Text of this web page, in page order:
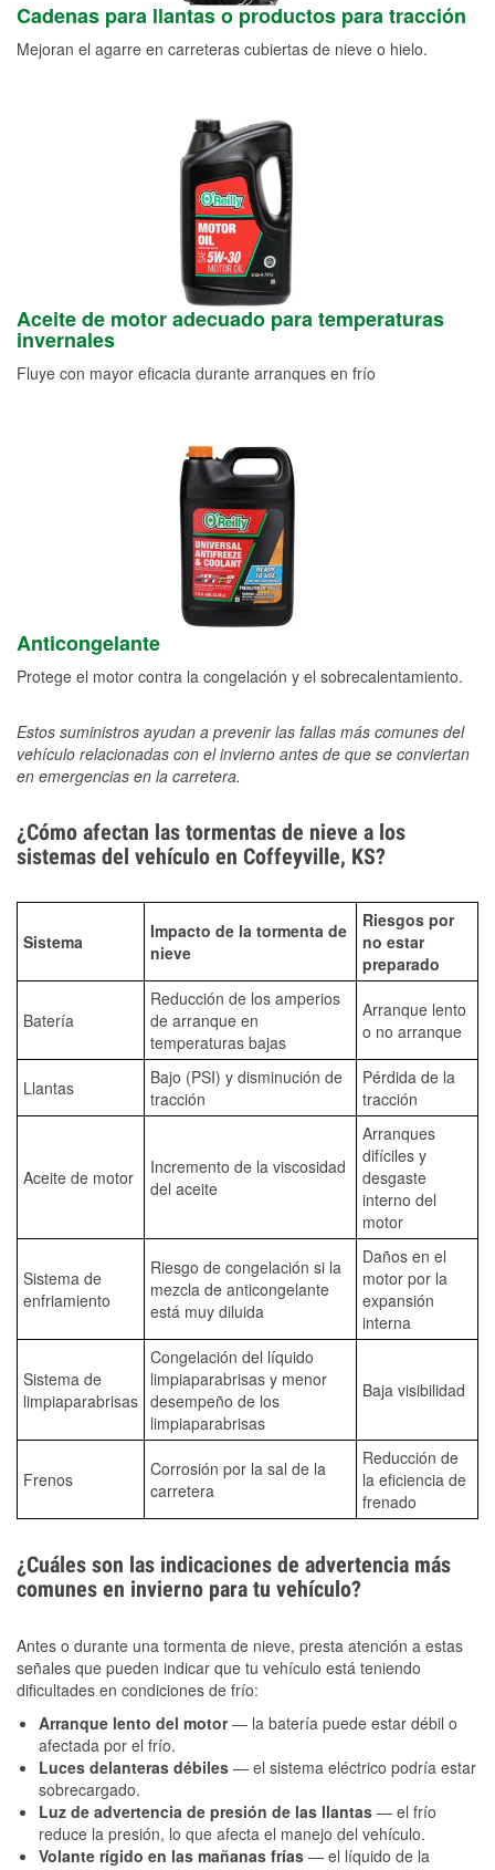
Cadenas para llantas o productos para tracción
Mejoran el agarre en carreteras cubiertas de nieve o hielo.
Aceite de motor adecuado para temperaturas
invernales
Fluye con mayor eficacia durante arranques en frío
Anticongelante
Protege el motor contra la congelación y el sobrecalentamiento.
Estos suministros ayudan a prevenir las fallas más comunes del
vehículo relacionadas con el invierno antes de que se conviertan
en emergencias en la carretera.
¿Cómo afectan las tormentas de nieve a los
sistemas del vehículo en Coffeyville, KS?
Sistema
Impacto de la tormenta de
nieve
Riesgos por
no estar
preparado
Batería
Reducción de los amperios
de arranque en
temperaturas bajas
Arranque lento
o no arranque
Llantas
Bajo (PSI) y disminución de
tracción
Pérdida de la
tracción
Aceite de motor
Incremento de la viscosidad
del aceite
Arranques
difíciles y
desgaste
interno del
motor
Sistema de
enfriamiento
Riesgo de congelación si la
mezcla de anticongelante
está muy diluida
Daños en el
motor por la
expansión
interna
Sistema de
limpiaparabrisas
Congelación del líquido
limpiaparabrisas y menor
desempeño de los
limpiaparabrisas
Baja visibilidad
Frenos
Corrosión por la sal de la
carretera
Reducción de
la eficiencia de
frenado
¿Cuáles son las indicaciones de advertencia más
comunes en invierno para tu vehículo?
Antes o durante una tormenta de nieve, presta atención a estas
señales que pueden indicar que tu vehículo está teniendo
dificultades en condiciones de frío:
Arranque lento del motor— la batería puede estar débil o
afectada por el frío.
Luces delanteras débiles — el sistema eléctrico podría estar
sobrecargado.
Luz de advertencia de presión de las llantas — el frío
reduce la presión, lo que afecta el manejo del vehículo.
Volante rígido en las mañanas frías — el líquido de la